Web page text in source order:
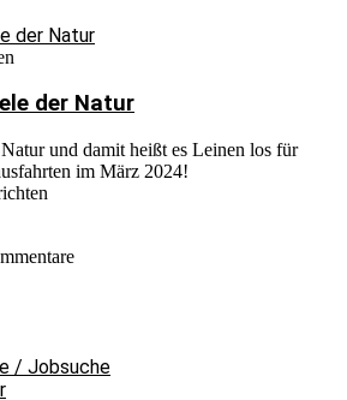
der Natur
und damit heißt es Leinen los für
im März 2024!
/ Jobsuche